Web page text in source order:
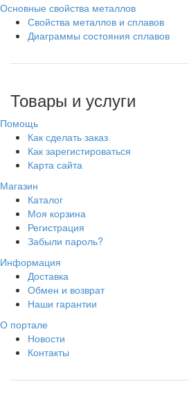
Основные свойства металлов
Свойства металлов и сплавов
Диаграммы состояния сплавов
Товары и услуги
Помощь
Как сделать заказ
Как зарегистироваться
Карта сайта
Магазин
Каталог
Моя корзина
Регистрация
Забыли пароль?
Информация
Доставка
Обмен и возврат
Наши гарантии
О портале
Новости
Контакты